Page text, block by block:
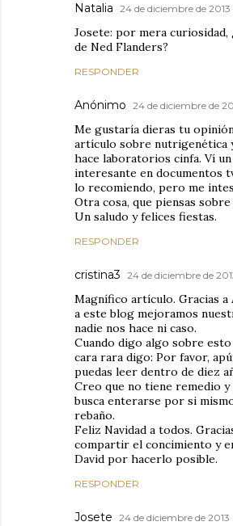
Natalia 24 de diciembre de 2013
Josete: por mera curiosidad,
de Ned Flanders?
RESPONDER
Anónimo 24 de diciembre de
Me gustaría dieras tu
artículo sobre nutrigenética
hace laboratorios cinfa. Ví
interesante en documentos
lo recomiendo, pero me
Otra cosa, que piensas
Un saludo y felices fiestas.
RESPONDER
cristina3 24 de diciembre de
Magnífico artículo. Gracias
a este blog mejoramos
nadie nos hace ni caso.
Cuando digo algo sobre
cara rara digo: Por favor,
puedas leer dentro de diez
Creo que no tiene remedio y
busca enterarse por si
rebaño.
Feliz Navidad a todos.
compartir el concimiento y
David por hacerlo posible.
RESPONDER
Josete 24 de diciembre de 2013